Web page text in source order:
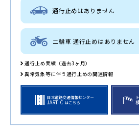
通行止めはありません
二輪車 通行止めはありません
通行止め実績（過去3ヶ月）
異常気象等に伴う通行止めの関連情報
日本道路交通情報センター
JARTIC はこちら